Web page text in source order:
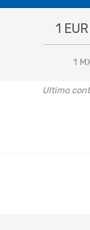
1
1
Ultimo